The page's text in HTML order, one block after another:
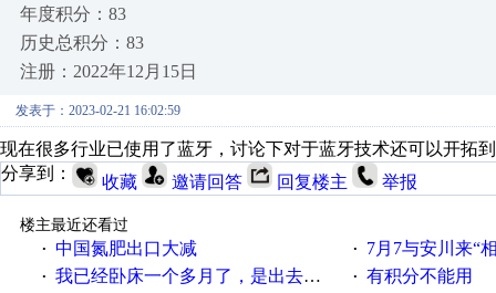
年度积分：83
历史总积分：83
注册：2022年12月15日
发表于：2023-02-21 16:02:59
现在很多行业已使用了蓝牙，讨论下对于蓝牙技术还可以开拓
分享到：
收藏 邀请回答 回复楼主 举报
楼主最近还看过
· 中国氮肥出口大减 · 7月7与安川来“
· 我已经卧床一个多月了，是出去安装机械手在高速遭遇车祸所致:大家工作都要特别注意啊 · 有积分不能用